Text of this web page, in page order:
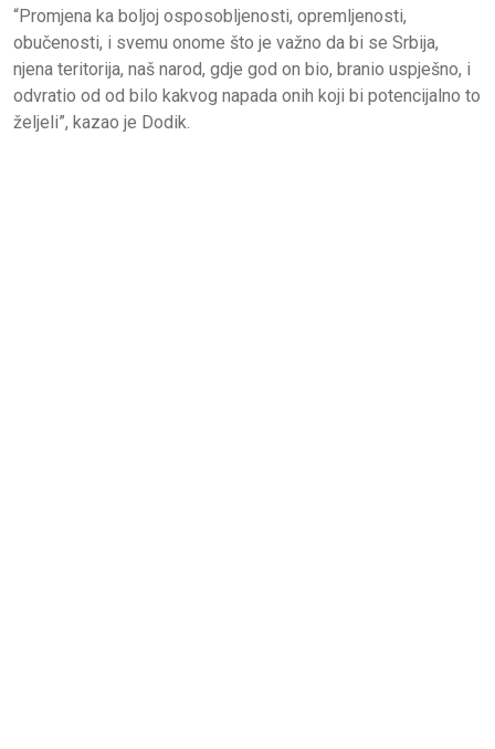
“Promjena ka boljoj osposobljenosti, opremljenosti,
obučenosti, i svemu onome što je važno da bi se Srbija,
njena teritorija, naš narod, gdje god on bio, branio uspješno, i
odvratio od od bilo kakvog napada onih koji bi potencijalno to
željeli”, kazao je Dodik.